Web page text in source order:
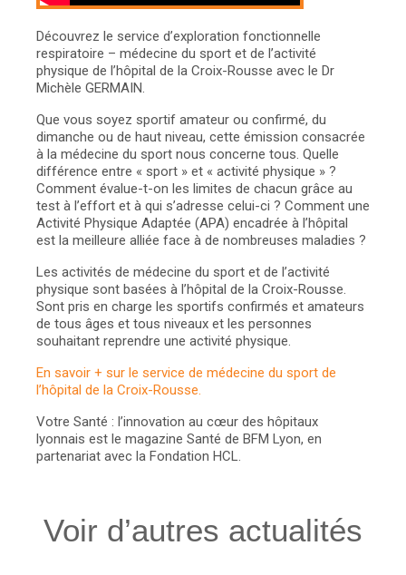
Découvrez le service d’exploration fonctionnelle
respiratoire – médecine du sport et de l’activité
physique de l’hôpital de la Croix-Rousse avec le Dr
Michèle GERMAIN.
Que vous soyez sportif amateur ou confirmé, du
dimanche ou de haut niveau, cette émission consacrée
à la médecine du sport nous concerne tous. Quelle
différence entre « sport » et « activité physique » ?
Comment évalue-t-on les limites de chacun grâce au
test à l’effort et à qui s’adresse celui-ci ? Comment une
Activité Physique Adaptée (APA) encadrée à l’hôpital
est la meilleure alliée face à de nombreuses maladies ?
Les activités de médecine du sport et de l’activité
physique sont basées à l’hôpital de la Croix-Rousse.
Sont pris en charge les sportifs confirmés et amateurs
de tous âges et tous niveaux et les personnes
souhaitant reprendre une activité physique.
En savoir + sur le service de médecine du sport de
l’hôpital de la Croix-Rousse.
Votre Santé : l’innovation au cœur des hôpitaux
lyonnais est le magazine Santé de BFM Lyon, en
partenariat avec la Fondation HCL.
Voir d’autres actualités